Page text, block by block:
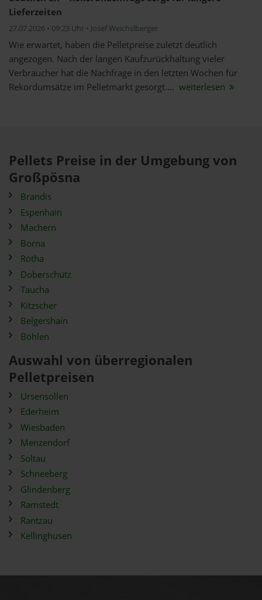
Lieferzeiten
27.07.2026 • 09:23 Uhr • Josef Weichslberger
Wie erwartet, haben die Pelletpreise zuletzt deutlich
angezogen. Nach der langen Kaufzurückhaltung vieler
Verbraucher hat die Nachfrage in den letzten Wochen für
Rekordumsätze im Pelletmarkt gesorgt.... weiterlesen
Pellets Preise in der Umgebung von
Großpösna
Brandis
Espenhain
Machern
Borna
Rötha
Doberschütz
Taucha
Kitzscher
Belgershain
Böhlen
Auswahl von überregionalen
Pelletpreisen
Ursensollen
Ederheim
Wiesbaden
Menzendorf
Soltau
Schneeberg
Glindenberg
Ramstedt
Rantzau
Kellinghusen